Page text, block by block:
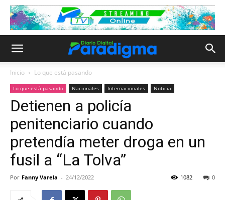
Inicio Lo que está pasando
Lo que está pasando Nacionales Internacionales Noticia
Detienen a policía
penitenciario cuando
pretendía meter droga en un
fusil a “La Tolva”
Por Fanny Varela - 24/12/2022 0
1082